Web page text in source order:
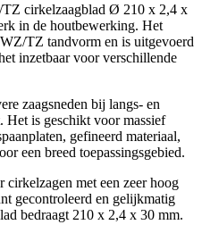
cirkelzaagblad Ø 210 x 2,4 x
in de houtbewerking. Het
TZ tandvorm en is uitgevoerd
inzetbaar voor verschillende
zaagsneden bij langs- en
Het is geschikt voor massief
gefineerd materiaal,
een breed toepassingsgebied.
met een zeer hoog
gecontroleerd en gelijkmatig
bedraagt 210 x 2,4 x 30 mm.